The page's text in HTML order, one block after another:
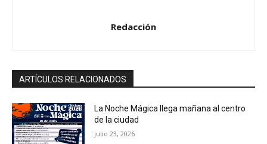
Redacción
ARTÍCULOS RELACIONADOS
La Noche Mágica llega mañana al centro
de la ciudad
julio 23, 2026